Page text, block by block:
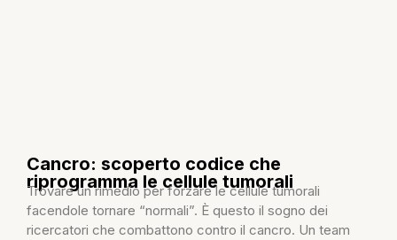
Cancro: scoperto codice che
riprogramma le cellule tumorali
Trovare un rimedio per forzare le cellule tumorali
facendole tornare “normali”. È questo il sogno dei
ricercatori che combattono contro il cancro. Un team